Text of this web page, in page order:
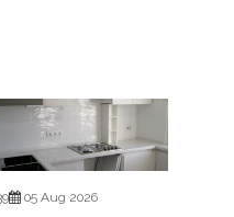
05 Aug 2026